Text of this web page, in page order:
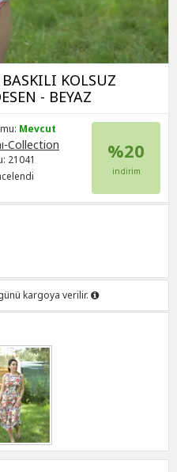
KOLSUZ
- BEYAZ
Mevcut
Collection
21041
%20
indirim
kargoya verilir.